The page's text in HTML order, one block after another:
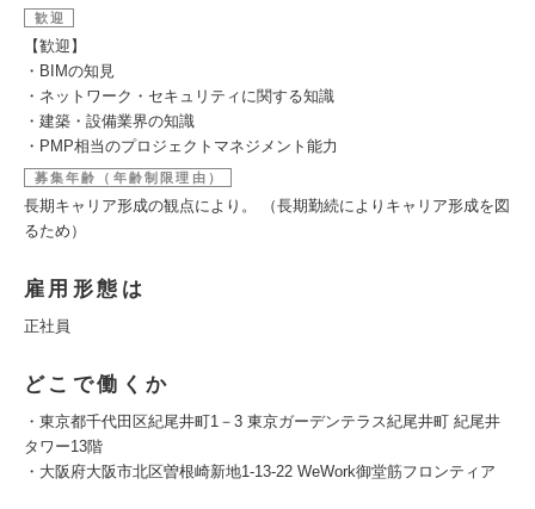
歓迎
【歓迎】
・BIMの知見
・ネットワーク・セキュリティに関する知識
・建築・設備業界の知識
・PMP相当のプロジェクトマネジメント能力
募集年齢（年齢制限理由）
長期キャリア形成の観点により。 （長期勤続によりキャリア形成を図
るため）
雇用形態は
正社員
どこで働くか
・東京都千代田区紀尾井町1－3 東京ガーデンテラス紀尾井町 紀尾井
タワー13階
・大阪府大阪市北区曽根崎新地1-13-22 WeWork御堂筋フロンティア